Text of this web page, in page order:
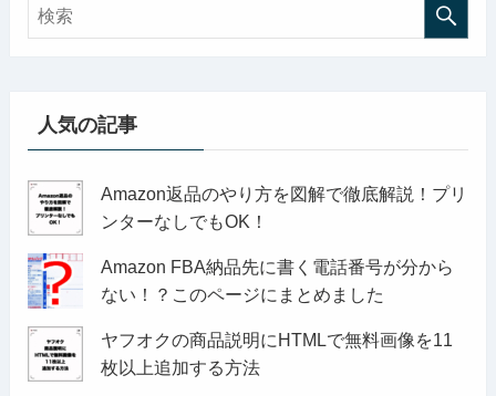
人気の記事
Amazon返品のやり方を図解で徹底解説！プリ
ンターなしでもOK！
Amazon FBA納品先に書く電話番号が分から
ない！？このページにまとめました
ヤフオクの商品説明にHTMLで無料画像を11
枚以上追加する方法